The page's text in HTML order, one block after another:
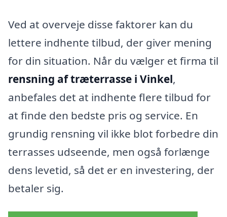
Ved at overveje disse faktorer kan du
lettere indhente tilbud, der giver mening
for din situation. Når du vælger et firma til
rensning af træterrasse i Vinkel,
anbefales det at indhente flere tilbud for
at finde den bedste pris og service. En
grundig rensning vil ikke blot forbedre din
terrasses udseende, men også forlænge
dens levetid, så det er en investering, der
betaler sig.